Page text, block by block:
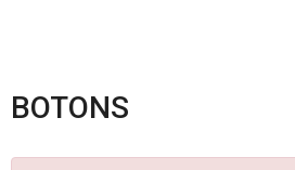
BOTONS